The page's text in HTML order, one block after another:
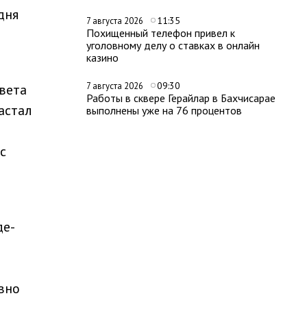
7 августа 2026 11:35
Похищенный телефон привел к
уголовному делу о ставках в онлайн
казино
7 августа 2026 09:30
Работы в сквере Герайлар в Бахчисарае
выполнены уже на 76 процентов